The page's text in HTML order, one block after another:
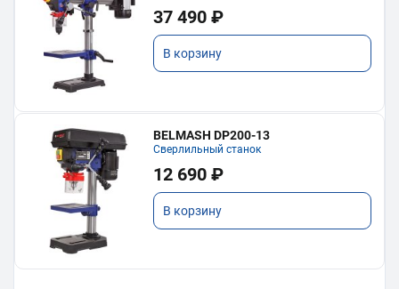
37 490 ₽
В корзину
BELMASH DP200-13
Сверлильный станок
12 690 ₽
В корзину